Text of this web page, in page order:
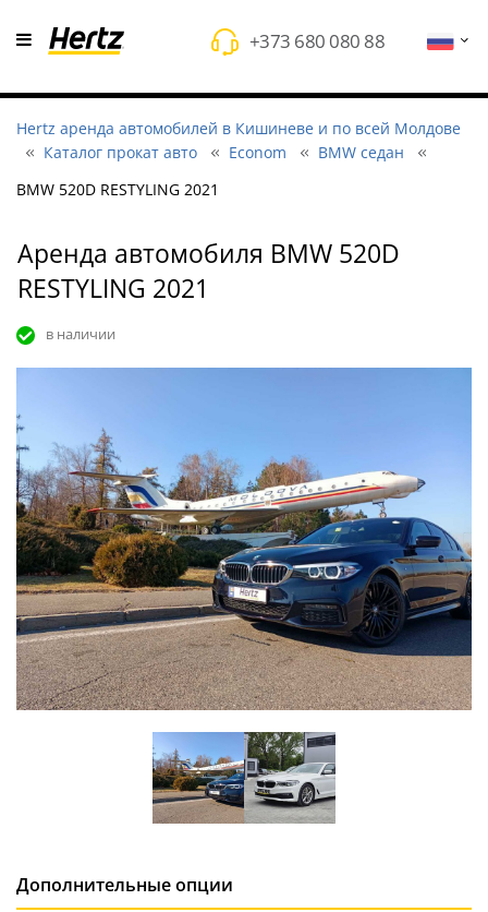
+373 680 080 88
Hertz аренда автомобилей в Кишиневе и по всей Молдове
Каталог прокат авто
Econom
BMW седан
BMW 520D RESTYLING 2021
Аренда автомобиля BMW 520D
RESTYLING 2021
в наличии
Дополнительные опции